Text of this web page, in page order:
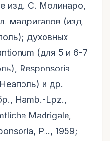
изд. С. Молинаро,
мадригалов (изд.
духовных
(для 5 и 6-7
Responsoria
и др.
Hamb.-Lpz.,
Madrigale,
P…, 1959;